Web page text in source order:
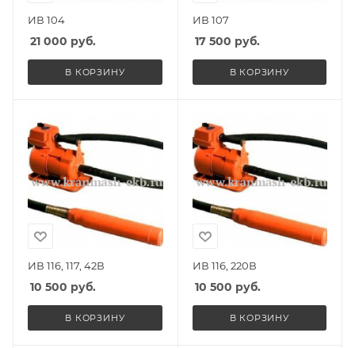
ИВ 104
21 000 руб.
В КОРЗИНУ
ИВ 107
17 500 руб.
В КОРЗИНУ
ИВ 116, 117, 42В
10 500 руб.
В КОРЗИНУ
ИВ 116, 220В
10 500 руб.
В КОРЗИНУ